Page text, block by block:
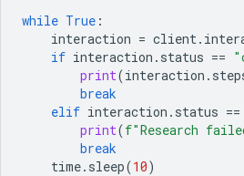
while True :
interaction = client.
if interaction . status ==
print(interaction .
break
elif interaction . status ==
print(f"Research
break
time. sleep(10)